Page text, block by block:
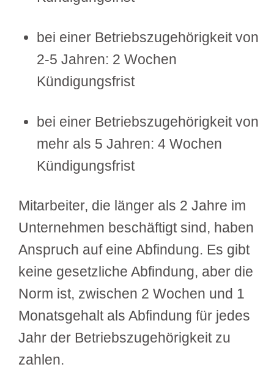
bei einer Betriebszugehörigkeit von
2-5 Jahren: 2 Wochen
Kündigungsfrist
bei einer Betriebszugehörigkeit von
mehr als 5 Jahren: 4 Wochen
Kündigungsfrist
Mitarbeiter, die länger als 2 Jahre im
Unternehmen beschäftigt sind, haben
Anspruch auf eine Abfindung. Es gibt
keine gesetzliche Abfindung, aber die
Norm ist, zwischen 2 Wochen und 1
Monatsgehalt als Abfindung für jedes
Jahr der Betriebszugehörigkeit zu
zahlen.